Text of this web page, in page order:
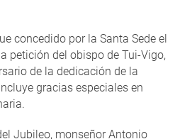
concedido por la Santa Sede el
petición del obispo de Tui-Vigo,
de la dedicación de la
gracias especiales en
Jubileo, monseñor Antonio